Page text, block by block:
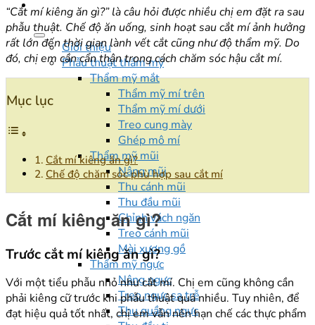
Giới thiệu
Phẫu thuật thẩm mỹ
Thẩm mỹ mắt
Thẩm mỹ mí trên
Thẩm mỹ mí dưới
Treo cung mày
Ghép mô mí
Thẩm mỹ mũi
Nâng mũi
Thu cánh mũi
Thu đầu mũi
Chỉnh vách ngăn
Treo cánh mũi
Mài xương gồ
Thẩm mỹ ngực
Nâng ngực
Treo ngực sa trễ
Thu quầng ngực
“Cắt mí kiêng ăn gì?” là câu hỏi được nhiều chị em đặt ra sau
phẫu thuật. Chế độ ăn uống, sinh hoạt sau cắt mí ảnh hưởng
rất lớn đến thời gian lành vết cắt cũng như độ thẩm mỹ. Do
đó, chị em cần cẩn thận trong cách chăm sóc hậu cắt mí.
Mục lục
Cắt mí kiêng ăn gì?
Chế độ chăm sóc phù hợp sau cắt mí
Cắt mí kiêng ăn gì?
Trước cắt mí kiêng ăn gì?
Với một tiểu phẫu nhỏ như cắt mí. Chị em cũng không cần
phải kiêng cữ trước khi phẫu thuật quá nhiều. Tuy nhiên, để
đạt hiệu quả tốt nhất, chị em vẫn nên hạn chế các thực phẩm